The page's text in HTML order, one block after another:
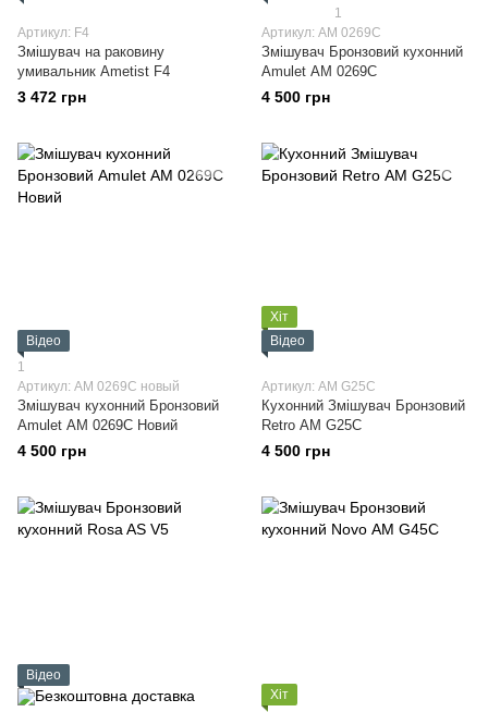
Артикул: F4
Змішувач на раковину
умивальник Ametist F4
3 472 грн
1
Артикул: АМ 0269C
Змішувач Бронзовий кухонний
Amulet АМ 0269C
4 500 грн
Відео
1
Артикул: АМ 0269C новый
Змiшувач кухонний Бронзовий
Amulet АМ 0269C Новий
4 500 грн
Хіт
Відео
Артикул: АМ G25C
Кухонний Змішувач Бронзовий
Retro АМ G25C
4 500 грн
Відео
Хіт